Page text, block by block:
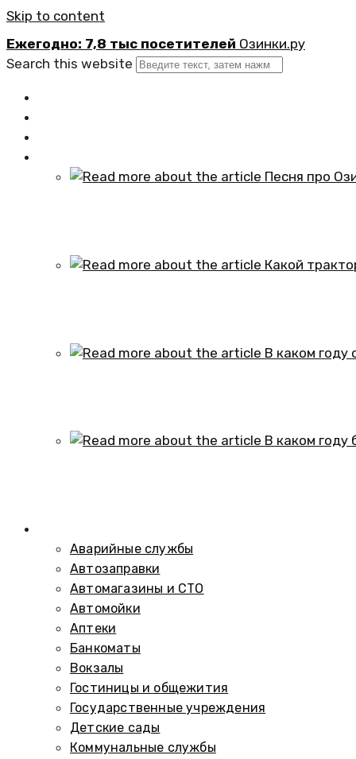
Skip to content
Ежегодно: 7,8 тыс посетителей Озинки.ру
Search this website
Аварийные службы
Автозаправки
Автомагазины и СТО
Автомойки
Аптеки
Банкоматы
Вокзалы
Гостиницы и общежития
Государственные учреждения
Детские сады
Коммунальные службы